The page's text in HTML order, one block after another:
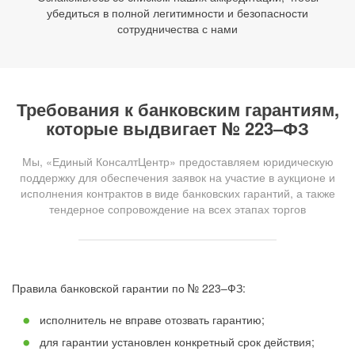
убедиться в полной легитимности и безопасности
сотрудничества с нами
Требования к банковским гарантиям,
которые выдвигает № 223–ФЗ
Мы, «Единый КонсалтЦентр» предоставляем юридическую
поддержку для обеспечения заявок на участие в аукционе и
исполнения контрактов в виде банковских гарантий, а также
тендерное сопровождение на всех этапах торгов
Правила банковской гарантии по № 223–ФЗ:
исполнитель не вправе отозвать гарантию;
для гарантии установлен конкретный срок действия;